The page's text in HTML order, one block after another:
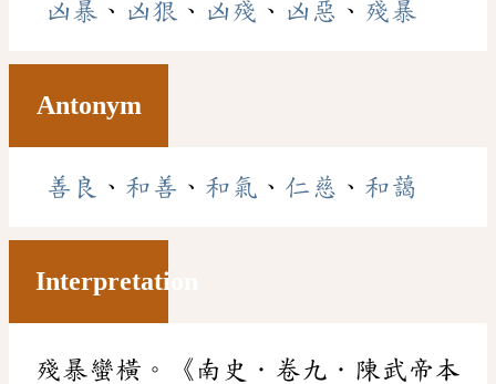
凶暴 、 凶狠 、 凶殘 、 凶惡 、 殘暴
Antonym
善良 、 和善 、 和氣 、 仁慈 、 和藹
Interpretation
殘暴蠻橫。《南史．卷九．陳武帝本